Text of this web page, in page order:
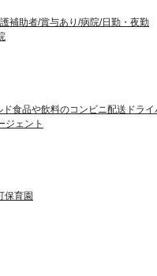
補助者/賞与あり/病院/日勤・夜勤
食品や飲料のコンビニ配送ドライ
ジェント
保育園